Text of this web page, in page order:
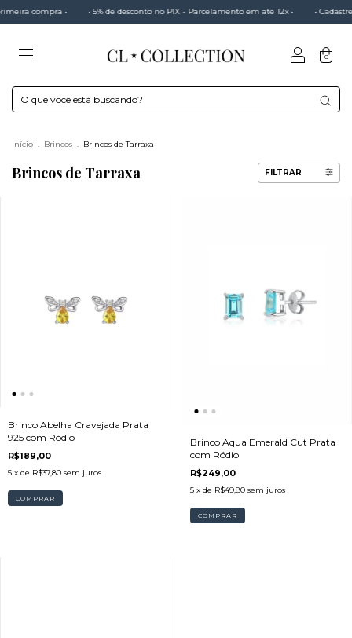
de desconto no PIX - Parcelamento em até 12x • • Cadastre-se e receba 20% na
0
Início . Brincos . Brincos de Tarraxa
Brincos de Tarraxa FILTRAR
Brinco Abelha Cravejada Prata
925 com Ródio
R$189,00
5 x de R$37,80 sem juros
Brinco Aqua Emerald Cut Prata
com Ródio
R$249,00
5 x de R$49,80 sem juros